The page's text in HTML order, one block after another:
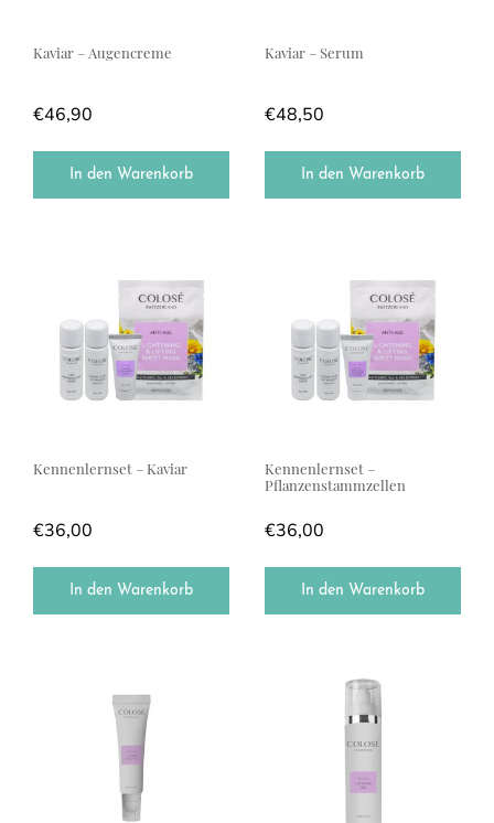
Kaviar – Augencreme
€46,90
In den Warenkorb
Kaviar – Serum
€48,50
In den Warenkorb
Kennenlernset – Kaviar
€36,00
In den Warenkorb
Kennenlernset –
Pflanzenstammzellen
€36,00
In den Warenkorb